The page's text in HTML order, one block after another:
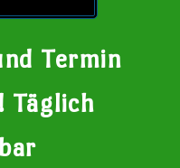
Termin
Täglich